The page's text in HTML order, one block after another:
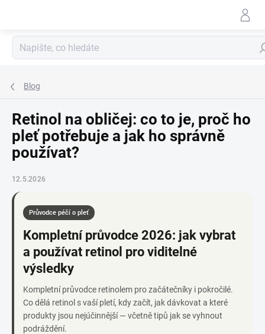
Blog
Retinol na obličej: co to je, proč ho
pleť potřebuje a jak ho správně
používat?
12.5.2026
Průvodce péčí o pleť
Kompletní průvodce 2026: jak vybrat
a používat retinol pro viditelné
výsledky
Kompletní průvodce retinolem pro začátečníky i pokročilé.
Co dělá retinol s vaší pletí, kdy začít, jak dávkovat a které
produkty jsou nejúčinnější — včetně tipů jak se vyhnout
podráždění.